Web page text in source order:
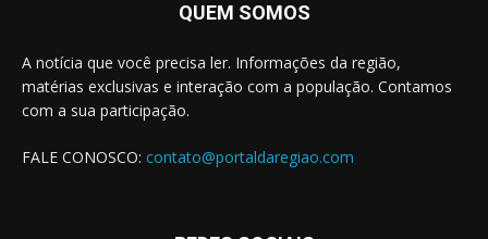
QUEM SOMOS
A notícia que você precisa ler. Informações da região,
matérias exclusivas e interação com a população. Contamos
com a sua participação.
FALE CONOSCO: contato@portaldaregiao.com